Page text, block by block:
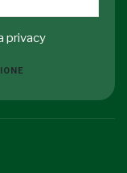
privacy